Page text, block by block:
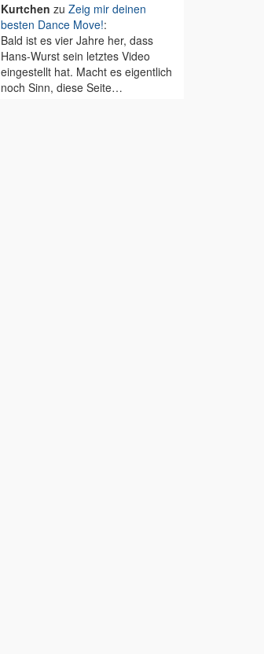
Kurtchen zu Zeig mir deinen
besten Dance Move!:
Bald ist es vier Jahre her, dass
Hans-Wurst sein letztes Video
eingestellt hat. Macht es eigentlich
noch Sinn, diese Seite…